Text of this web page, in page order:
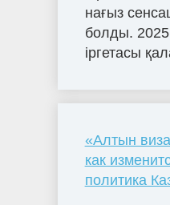
нағыз
болды.
іргетасы
«Алтын
как
политика